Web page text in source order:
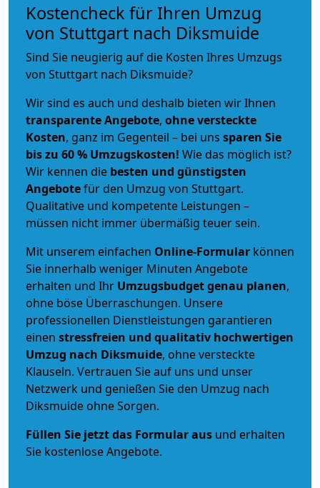
Kostencheck für Ihren Umzug
von Stuttgart nach Diksmuide
Sind Sie neugierig auf die Kosten Ihres Umzugs
von Stuttgart nach Diksmuide?
Wir sind es auch und deshalb bieten wir Ihnen
transparente Angebote, ohne versteckte
Kosten, ganz im Gegenteil – bei uns sparen Sie
bis zu 60 % Umzugskosten! Wie das möglich ist?
Wir kennen die besten und günstigsten
Angebotefür den Umzug von Stuttgart.
Qualitative und kompetente Leistungen –
müssen nicht immer übermäßig teuer sein.
Mit unserem einfachen Online-Formular können
Sie innerhalb weniger Minuten Angebote
erhalten und Ihr Umzugsbudgetgenau planen,
ohne böse Überraschungen. Unsere
professionellen Dienstleistungen garantieren
einen stressfreien und qualitativ hochwertigen
Umzug nach Diksmuide, ohne versteckte
Klauseln. Vertrauen Sie auf uns und unser
Netzwerk und genießen Sie den Umzug nach
Diksmuide ohne Sorgen.
Füllen Sie jetzt das Formular aus und erhalten
Sie kostenlose Angebote.